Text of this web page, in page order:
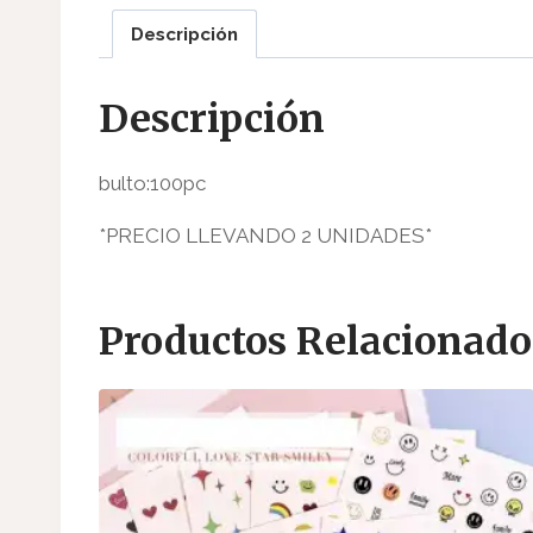
Descripción
Descripción
bulto:100pc
*PRECIO LLEVANDO 2 UNIDADES*
Productos